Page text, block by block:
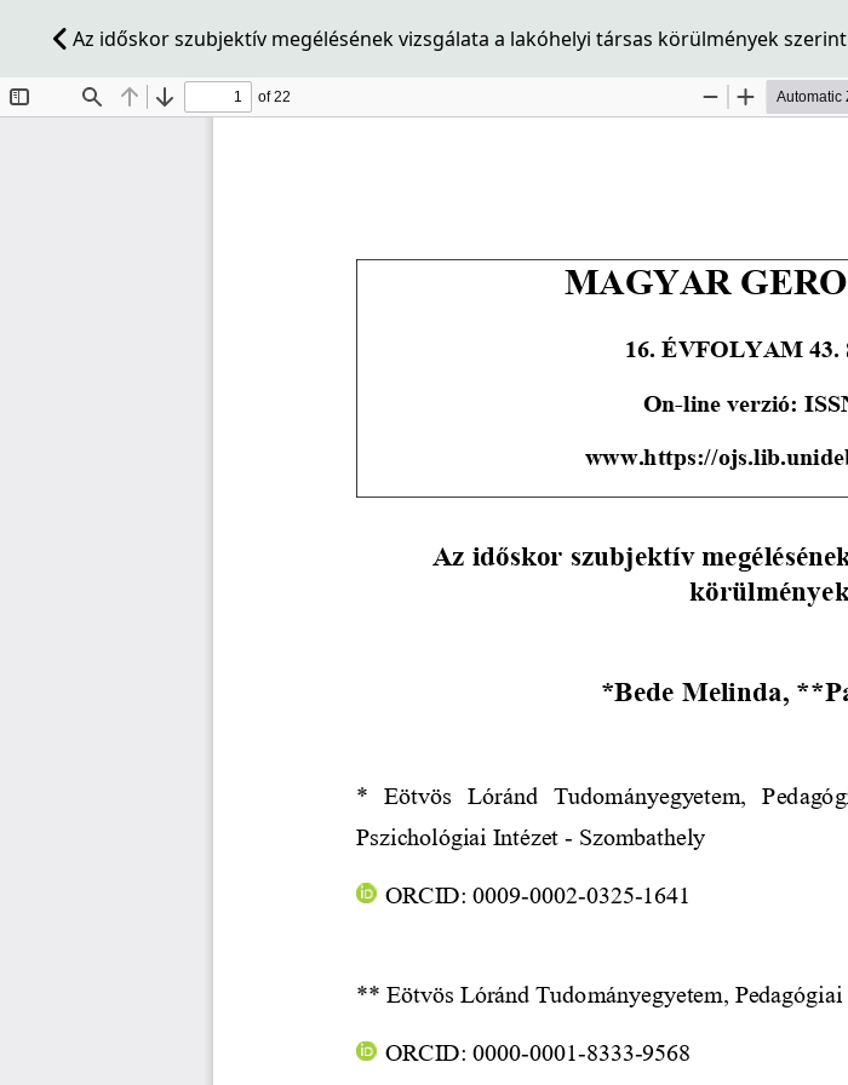
Az időskor szubjektív megélésének vizsgálata a lakóhelyi társas körülmények szerint